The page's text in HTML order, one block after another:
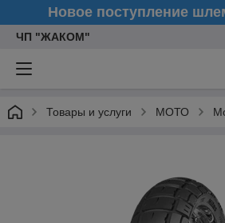
Новое поступление
ЧП "ЖАКОМ"
Товары и услуги МОТО